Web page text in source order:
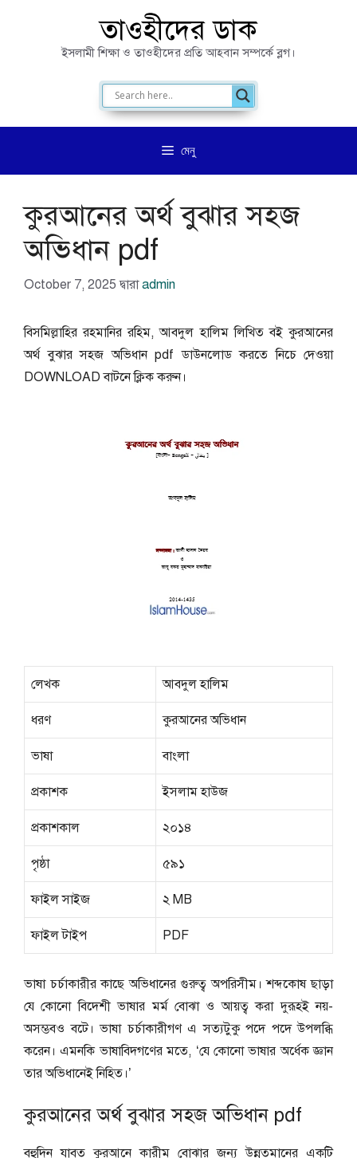
তাওহীদের ডাক
ইসলামী শিক্ষা ও তাওহীদের প্রতি আহবান সম্পর্কে ব্লগ।
মেনু
কুরআনের অর্থ বুঝার সহজ
অভিধান pdf
October 7, 2025 দ্বারাadmin
বিসমিল্লাহির রহমানির রহিম, আবদুল হালিম লিখিত বই কুরআনের
অর্থ বুঝার সহজ অভিধান pdf ডাউনলোড করতে নিচে দেওয়া
DOWNLOAD বাটনে ক্লিক করুন।
লেখক আবদুল হালিম
ধরণ কুরআনের অভিধান
ভাষা বাংলা
প্রকাশক ইসলাম হাউজ
প্রকাশকাল ২০১৪
পৃষ্ঠা ৫৯১
ফাইল সাইজ ২ MB
ফাইল টাইপ PDF
ভাষা চর্চাকারীর কাছে অভিধানের গুরুত্ব অপরিসীম। শব্দকোষ ছাড়া
যে কোনো বিদেশী ভাষার মর্ম বোঝা ও আয়ত্ব করা দুরূহই নয়-
অসম্ভবও বটে। ভাষা চর্চাকারীগণ এ সত্যটুকু পদে পদে উপলব্ধি
করেন। এমনকি ভাষাবিদগণের মতে, ‘যে কোনো ভাষার অর্ধেক জ্ঞান
তার অভিধানেই নিহিত।’
কুরআনের অর্থ বুঝার সহজ অভিধান pdf
বহুদিন যাবত কুরআনে কারীম বোঝার জন্য উন্নতমানের একটি